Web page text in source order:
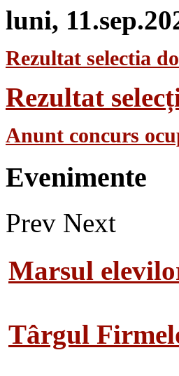
luni,
Rezultat selectia
Rezultat
Anunt concurs
Evenimente
Prev Next
Marsul
Târgul